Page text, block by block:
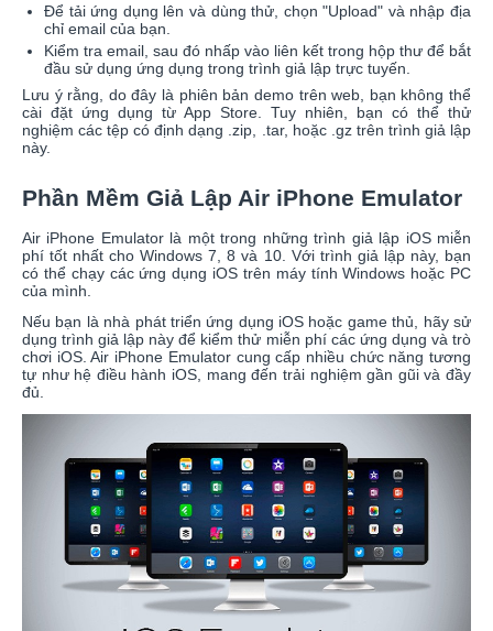
Để tải ứng dụng lên và dùng thử, chọn "Upload" và nhập địa
chỉ email của bạn.
Kiểm tra email, sau đó nhấp vào liên kết trong hộp thư để bắt
đầu sử dụng ứng dụng trong trình giả lập trực tuyến.
Lưu ý rằng, do đây là phiên bản demo trên web, bạn không thể
cài đặt ứng dụng từ App Store. Tuy nhiên, bạn có thể thử
nghiệm các tệp có định dạng .zip, .tar, hoặc .gz trên trình giả lập
này.
Phần Mềm Giả Lập Air iPhone Emulator
Air iPhone Emulator là một trong những trình giả lập iOS miễn
phí tốt nhất cho Windows 7, 8 và 10. Với trình giả lập này, bạn
có thể chạy các ứng dụng iOS trên máy tính Windows hoặc PC
của mình.
Nếu bạn là nhà phát triển ứng dụng iOS hoặc game thủ, hãy sử
dụng trình giả lập này để kiểm thử miễn phí các ứng dụng và trò
chơi iOS. Air iPhone Emulator cung cấp nhiều chức năng tương
tự như hệ điều hành iOS, mang đến trải nghiệm gần gũi và đầy
đủ.